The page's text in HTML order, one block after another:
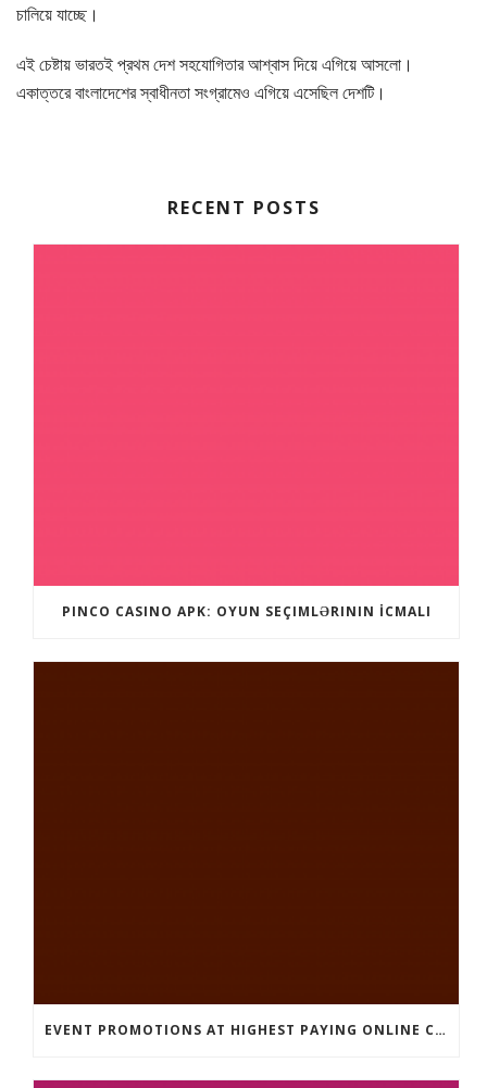
চালিয়ে যাচ্ছে।
এই চেষ্টায় ভারতই প্রথম দেশ সহযোগিতার আশ্বাস দিয়ে এগিয়ে আসলো।
একাত্তরে বাংলাদেশের স্বাধীনতা সংগ্রামেও এগিয়ে এসেছিল দেশটি।
RECENT POSTS
PINCO CASINO APK: OYUN SEÇIMLƏRININ İCMALI
EVENT PROMOTIONS AT HIGHEST PAYING ONLINE CASINOS WITH BEST RTP